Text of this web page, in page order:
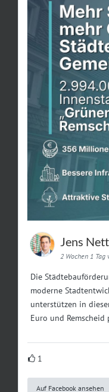
Jens
2 Wochen 1 Tag
Die
moderne
unterstützen in
Euro und
1
Auf Facebook ansehen